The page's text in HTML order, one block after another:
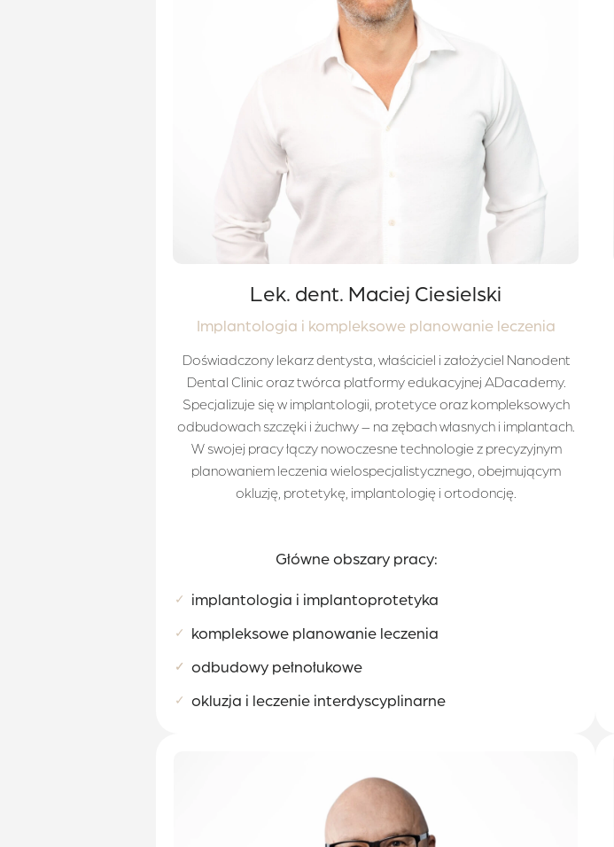
Lek. dent. Maciej Ciesielski
Implantologia i kompleksowe planowanie leczenia
Doświadczony lekarz dentysta, właściciel i założyciel Nanodent
Dental Clinic oraz twórca platformy edukacyjnej ADacademy.
Specjalizuje się w implantologii, protetyce oraz kompleksowych
odbudowach szczęki i żuchwy – na zębach własnych i implantach.
W swojej pracy łączy nowoczesne technologie z precyzyjnym
planowaniem leczenia wielospecjalistycznego, obejmującym
okluzję, protetykę, implantologię i ortodoncję.
Główne obszary pracy:
✓ implantologia i implantoprotetyka
✓ kompleksowe planowanie leczenia
✓
✓ odbudowy pełnołukowe
✓ okluzja i leczenie interdyscyplinarne